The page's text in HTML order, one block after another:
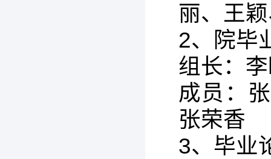
丽、王
2、院毕
组长：
成员：
张荣香
3、毕业